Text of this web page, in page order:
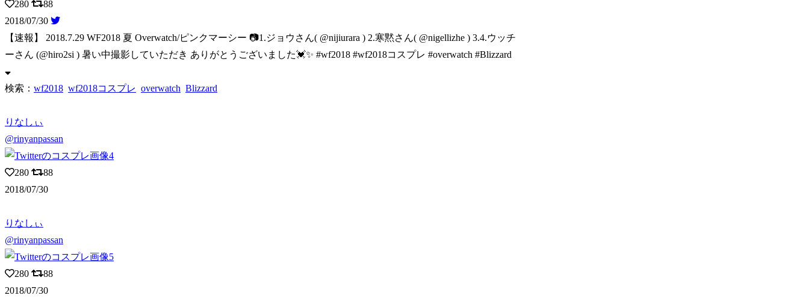
280
88
2018/07/30
【速報】 2018.7.29 WF2018 夏 Overwatch/ピンクマーシー 📷1.ジョウさん( @nijiurara ) 2.寒黙さん( @nigellizhe ) 3.4.ウッチ
ーさん (@hiro2si ) 暑い中撮影していただき ありがとうございました💓✨ #wf2018 #wf2018コスプレ #overwatch #Blizzard
検索： wf2018 wf2018コスプレ overwatch Blizzard
りなしぃ
@rinyanpassan
280
88
2018/07/30
りなしぃ
@rinyanpassan
280
88
2018/07/30